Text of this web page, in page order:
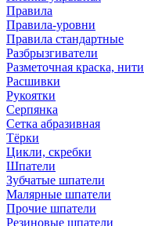
Правила
Правила-уровни
Правила стандартные
Разбрызгиватели
Разметочная краска, нити
Расшивки
Рукоятки
Серпянка
Сетка абразивная
Тёрки
Цикли, скребки
Шпатели
Зубчатые шпатели
Малярные шпатели
Прочие шпатели
Резиновые шпатели